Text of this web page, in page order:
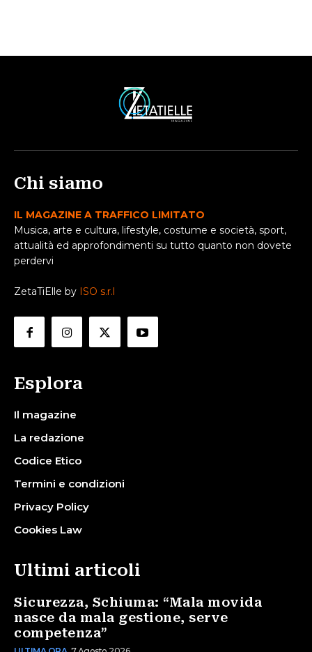
Chi siamo
IL MAGAZINE A TRAFFICO LIMITATO
Musica, arte e cultura, lifestyle, costume e società, sport,
attualità ed approfondimenti su tutto quanto non dovete
perdervi
ZetaTiElle by ISO s.r.l
Esplora
Il magazine
La redazione
Codice Etico
Termini e condizioni
Privacy Policy
Cookies Law
Ultimi articoli
Sicurezza, Schiuma: “Mala movida
nasce da mala gestione, serve
competenza”